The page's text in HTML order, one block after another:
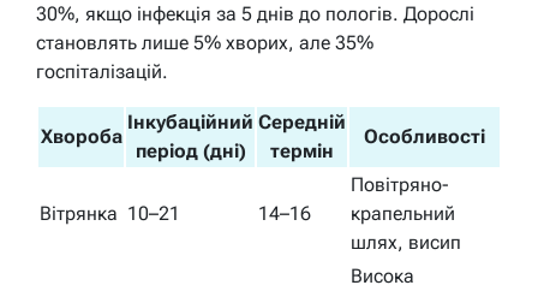
30%, якщо інфекція за 5 днів до пологів. Дорослі
становлять лише 5% хворих, але 35%
госпіталізацій.
Хвороба
Інкубаційний
період (дні)
Середній
термін
Особливості
Вітрянка 10–21 14–16
Повітряно-
крапельний
шлях, висип
Висока